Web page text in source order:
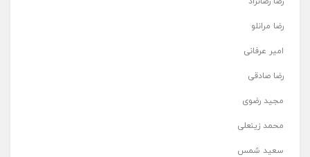
رضا مرانلو
امیر عرفانی
رضا صادقی
مجید رضوی
محمد زینعلی
سعید شمس